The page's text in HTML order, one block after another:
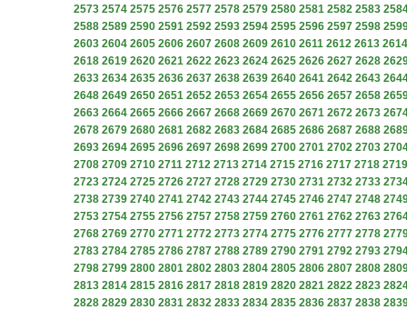
2573 2574 2575 2576 2577 2578 2579 2580 2581 2582 2583
2588 2589 2590 2591 2592 2593 2594 2595 2596 2597 2598
2603 2604 2605 2606 2607 2608 2609 2610 2611 2612 2613 2614
2618 2619 2620 2621 2622 2623 2624 2625 2626 2627 2628
2633 2634 2635 2636 2637 2638 2639 2640 2641 2642 2643
2648 2649 2650 2651 2652 2653 2654 2655 2656 2657 2658
2663 2664 2665 2666 2667 2668 2669 2670 2671 2672 2673
2678 2679 2680 2681 2682 2683 2684 2685 2686 2687 2688
2693 2694 2695 2696 2697 2698 2699 2700 2701 2702 2703
2708 2709 2710 2711 2712 2713 2714 2715 2716 2717 2718 2719
2723 2724 2725 2726 2727 2728 2729 2730 2731 2732 2733
2738 2739 2740 2741 2742 2743 2744 2745 2746 2747 2748
2753 2754 2755 2756 2757 2758 2759 2760 2761 2762 2763
2768 2769 2770 2771 2772 2773 2774 2775 2776 2777 2778
2783 2784 2785 2786 2787 2788 2789 2790 2791 2792 2793
2798 2799 2800 2801 2802 2803 2804 2805 2806 2807 2808
2813 2814 2815 2816 2817 2818 2819 2820 2821 2822 2823
2828 2829 2830 2831 2832 2833 2834 2835 2836 2837 2838